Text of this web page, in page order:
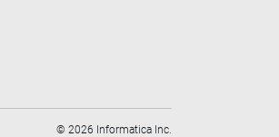
© 2026 Informatica Inc.